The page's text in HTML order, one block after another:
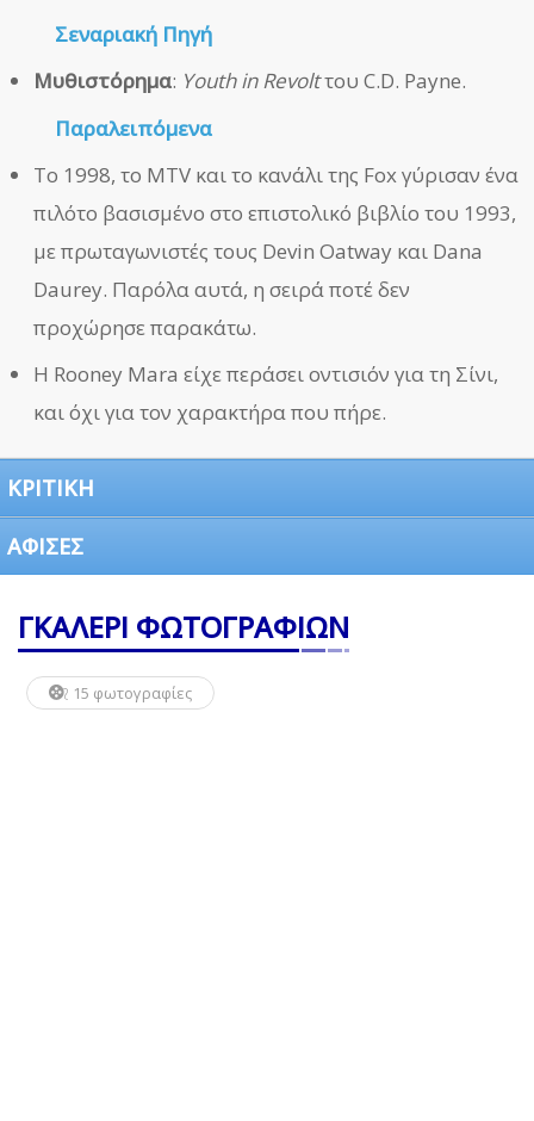
Σεναριακή Πηγή
Μυθιστόρημα: Youth in Revoltτου C.D. Payne.
Παραλειπόμενα
Το 1998, το MTV και το κανάλι της Fox γύρισαν ένα
πιλότο βασισμένο στο επιστολικό βιβλίο του 1993,
με πρωταγωνιστές τους Devin Oatway και Dana
Daurey. Παρόλα αυτά, η σειρά ποτέ δεν
προχώρησε παρακάτω.
Η Rooney Mara είχε περάσει οντισιόν για τη Σίνι,
και όχι για τον χαρακτήρα που πήρε.
ΚΡΙΤΙΚΗ
ΑΦΙΣΕΣ
ΓΚΑΛΕΡΙ ΦΩΤΟΓΡΑΦΙΩΝ
15 φωτογραφίες